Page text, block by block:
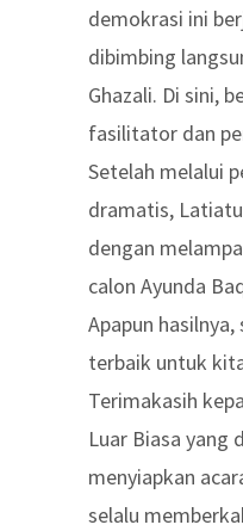
demokrasi ini
dibimbing
Ghazali. Di sini,
fasilitator dan
Setelah melalui
dramatis,
dengan
calon Ayunda
Apapun
terbaik untuk
Terimakasih
Luar Biasa yang
menyiapkan
selalu